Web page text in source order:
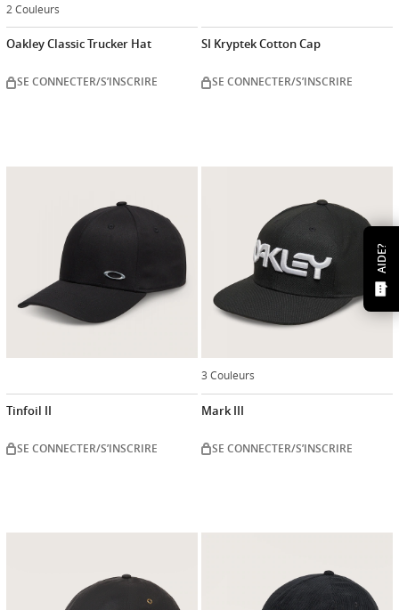
AIDE?
2 Couleurs
Oakley Classic Trucker Hat
SE CONNECTER/S’INSCRIRE
SI Kryptek Cotton Cap
SE CONNECTER/S’INSCRIRE
Tinfoil II
SE CONNECTER/S’INSCRIRE
3 Couleurs
Mark III
SE CONNECTER/S’INSCRIRE